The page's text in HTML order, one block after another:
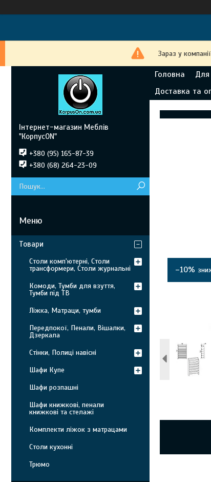
Зараз у
Головна Для
Доставка та
–10%
Інтернет-магазин Меблів
"КорпусON"
+380 (95) 165-87-39
+380 (68) 264-23-09
Товари
Столи комп'ютерні, Столи
трансформери, Столи журнальні
Комоди, Тумби для взуття,
Тумби під ТВ
Ліжка, Матраци, тумби
Передпокої, Пенали, Вішалки,
Дзеркала
Стінки, Полиці навісні
Шафи Купе
Шафи розпашні
Шафи книжкові, пенали
книжкові та стелажі
Комплекти ліжок з матрацами
Столи кухонні
Трюмо